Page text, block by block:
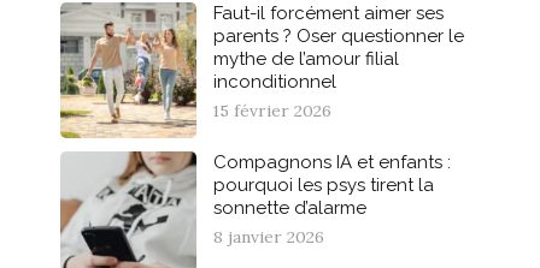
Faut-il forcément aimer ses
parents ? Oser questionner le
mythe de l’amour filial
inconditionnel
15 février 2026
Compagnons IA et enfants :
pourquoi les psys tirent la
sonnette d’alarme
8 janvier 2026